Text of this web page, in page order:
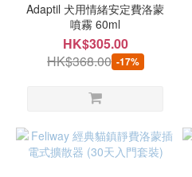
Adaptil 犬用情緒安定費洛蒙
噴霧 60ml
HK$305.00
HK$368.00 -17%